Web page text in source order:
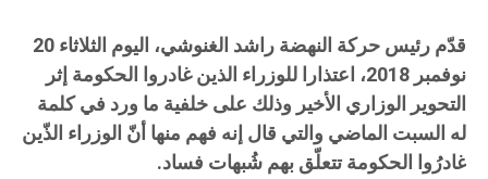
قدّم رئيس حركة النهضة راشد الغنوشي، اليوم الثلاثاء 20
نوفمبر 2018، اعتذارا للوزراء الذين غادروا الحكومة إثر
التحوير الوزاري الأخير وذلك على خلفية ما ورد في كلمة
له السبت الماضي والتي قال إنه فهم منها أنّ الوزراء الذّين
غادرُوا الحكومة تتعلّق بهم شُبهات فساد.